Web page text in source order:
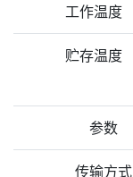
工作温度
贮存温度
参数
传输方式